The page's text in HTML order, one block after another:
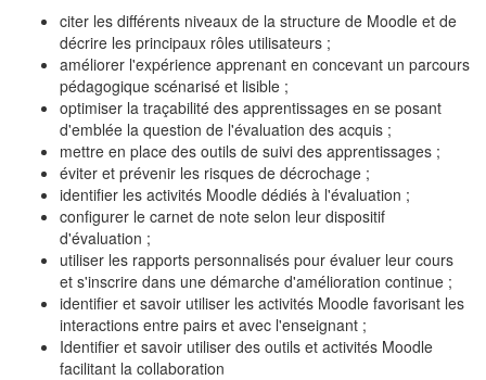
citer les différents niveaux de la structure de Moodle et de
décrire les principaux rôles utilisateurs ;
améliorer l'expérience apprenant en concevant un parcours
pédagogique scénarisé et lisible ;
optimiser la traçabilité des apprentissages en se posant
d'emblée la question de l'évaluation des acquis ;
mettre en place des outils de suivi des apprentissages ;
éviter et prévenir les risques de décrochage ;
identifier les activités Moodle dédiés à l'évaluation ;
configurer le carnet de note selon leur dispositif
d'évaluation ;
utiliser les rapports personnalisés pour évaluer leur cours
et s'inscrire dans une démarche d'amélioration continue ;
identifier et savoir utiliser les activités Moodle favorisant les
interactions entre pairs et avec l'enseignant ;
Identifier et savoir utiliser des outils et activités Moodle
facilitant la collaboration